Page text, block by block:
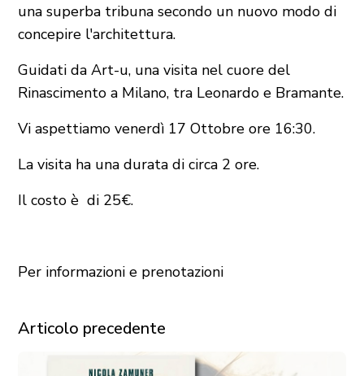
una superba tribuna secondo un nuovo modo di
concepire l'architettura.
Guidati da Art-u, una visita nel cuore del
Rinascimento a Milano, tra Leonardo e Bramante.
Vi aspettiamo venerdì 17 Ottobre ore 16:30.
La visita ha una durata di circa 2 ore.
Il costo è di 25€.
Per informazioni e prenotazioni
Articolo precedente